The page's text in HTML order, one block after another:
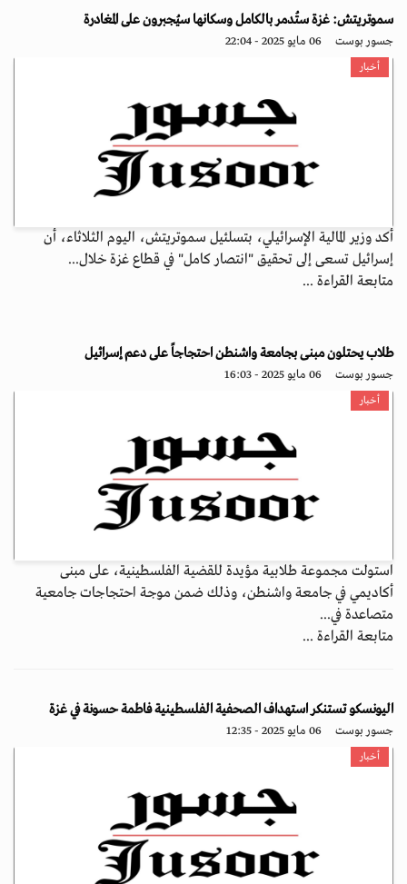
سموتريتش: غزة ستُدمر بالكامل وسكانها سيُجبرون على المغادرة
جسور بوست 06 مايو 2025 - 22:04
أخبار
أكد وزير المالية الإسرائيلي، بتسلئيل سموتريتش، اليوم الثلاثاء، أن
إسرائيل تسعى إلى تحقيق "انتصار كامل" في قطاع غزة خلال...
متابعة القراءة ...
طلاب يحتلون مبنى بجامعة واشنطن احتجاجاً على دعم إسرائيل
جسور بوست 06 مايو 2025 - 16:03
أخبار
استولت مجموعة طلابية مؤيدة للقضية الفلسطينية، على مبنى
أكاديمي في جامعة واشنطن، وذلك ضمن موجة احتجاجات جامعية
متصاعدة في...
متابعة القراءة ...
اليونسكو تستنكر استهداف الصحفية الفلسطينية فاطمة حسونة في غزة
جسور بوست 06 مايو 2025 - 12:35
أخبار